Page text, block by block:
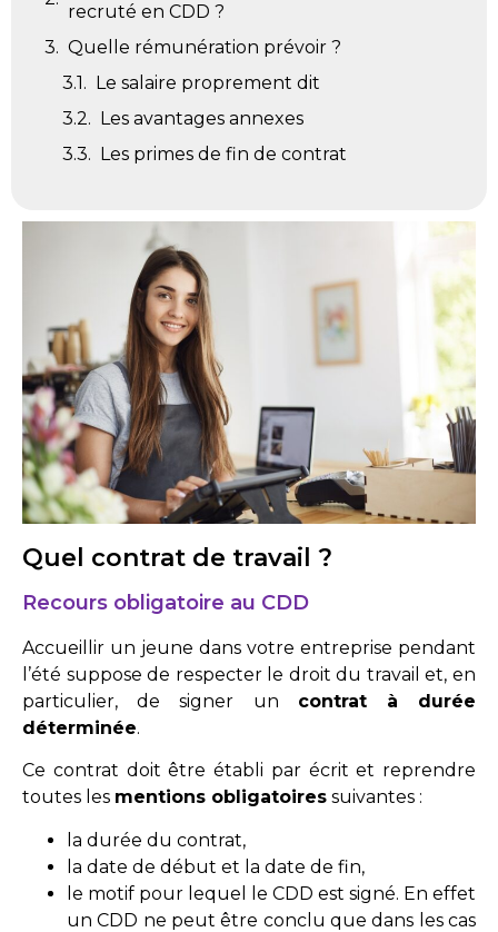
recruté en CDD ?
Quelle rémunération prévoir ?
Le salaire proprement dit
Les avantages annexes
Les primes de fin de contrat
Quel contrat de travail ?
Recours obligatoire au CDD
Accueillir un jeune dans votre entreprise pendant
l’été suppose de respecter le droit du travail et, en
particulier, de signer un contrat à durée
déterminée.
Ce contrat doit être établi par écrit et reprendre
toutes les mentions obligatoires suivantes :
la durée du contrat,
la date de début et la date de fin,
le motif pour lequel le CDD est signé. En effet
un CDD ne peut être conclu que dans les cas